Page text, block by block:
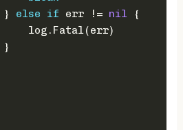
}
else if err != nil
{
log.Fatal(err)
}